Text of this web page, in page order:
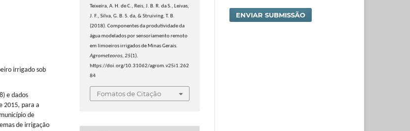
irrigado sob
e dados
2015, para a
de
de irrigação
Teixeira, A. H. de C., Reis, J. B. R. da S., Leivas,
J. F., Silva, G. B. S. da, & Struiving, T. B.
(2018). Componentes da produtividade da
água modelados por sensoriamento remoto
em limoeiros irrigados de Minas Gerais.
Agrometeoros,25(1).
https://doi.org/10.31062/agrom.v25i1.262
84
Fomatos de Citação
ENVIAR SUBMISSÃO